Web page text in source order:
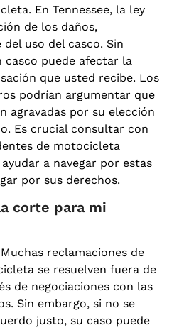
En Tennessee, la ley
de los daños,
uso del casco. Sin
casco puede afectar la
que usted recibe. Los
podrían argumentar que
agravadas por su elección
Es crucial consultar con
de motocicleta
a navegar por estas
por sus derechos.
corte para mi
reclamaciones de
se resuelven fuera de
de negociaciones con las
Sin embargo, si no se
justo, su caso puede